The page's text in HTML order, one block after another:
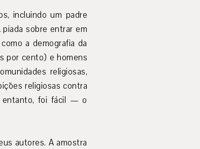
incluindo um padre
sobre entrar em
a demografia da
por cento) e homens
religiosas,
religiosas contra
entanto, foi fácil — o
autores. A amostra